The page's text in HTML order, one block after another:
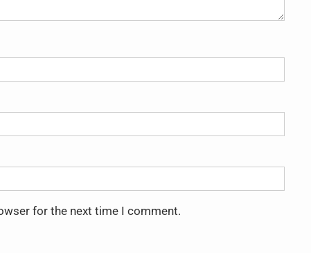
for the next time I comment.